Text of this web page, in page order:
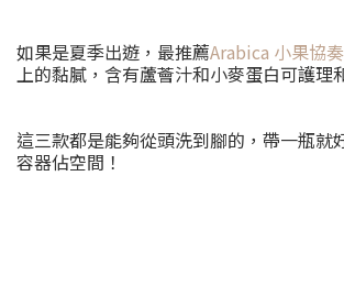
如果是夏季出遊，最推薦Arabica 小果協
上的黏膩，含有蘆薈汁和小麥蛋白可護理
這三款都是能夠從頭洗到腳的，帶一瓶就
容器佔空間！